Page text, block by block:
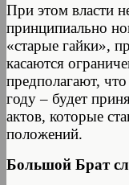
При этом власти
принципиально
«старые гайки»,
касаются
предполагают,
году – будет
актов, которые
положений.
Большой Брат